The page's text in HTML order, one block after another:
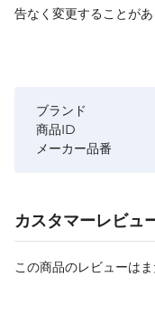
告なく変更することが
ブランド
商品ID
メーカー品番
カスタマーレビュ
この商品のレビューはま